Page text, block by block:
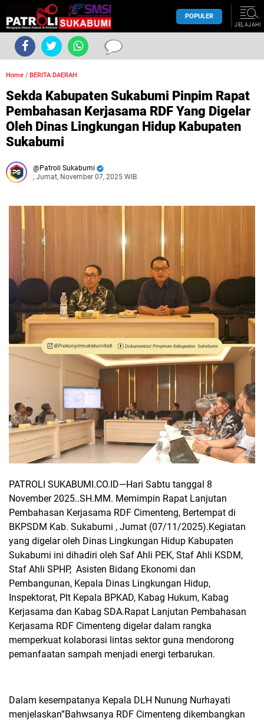
POPULER
JELAJAHI
Home / BERITA DAERAH
Sekda Kabupaten Sukabumi Pinpim Rapat
Pembahasan Kerjasama RDF Yang Digelar
Oleh Dinas Lingkungan Hidup Kabupaten
Sukabumi
Patroli Sukabumi
, Jumat, November 07, 2025 WIB
PATROLI SUKABUMI.CO.ID—Hari Sabtu tanggal 8
November 2025..SH.MM. Memimpin Rapat Lanjutan
Pembahasan Kerjasama RDF Cimenteng, Bertempat di
BKPSDM Kab. Sukabumi , Jumat (07/11/2025).Kegiatan
yang digelar oleh Dinas Lingkungan Hidup Kabupaten
Sukabumi ini dihadiri oleh Saf Ahli PEK, Staf Ahli KSDM,
Staf Ahli SPHP, Asisten Bidang Ekonomi dan
Pembangunan, Kepala Dinas Lingkungan Hidup,
Inspektorat, Plt Kepala BPKAD, Kabag Hukum, Kabag
Kerjasama dan Kabag SDA.Rapat Lanjutan Pembahasan
Kerjasama RDF Cimenteng digelar dalam rangka
memperkuat kolaborasi lintas sektor guna mendorong
pemanfaatan sampah menjadi energi terbarukan.
Dalam kesempatanya Kepala DLH Nunung Nurhayati
menjelaskan”Bahwsanya RDF Cimenteng dikembangkan